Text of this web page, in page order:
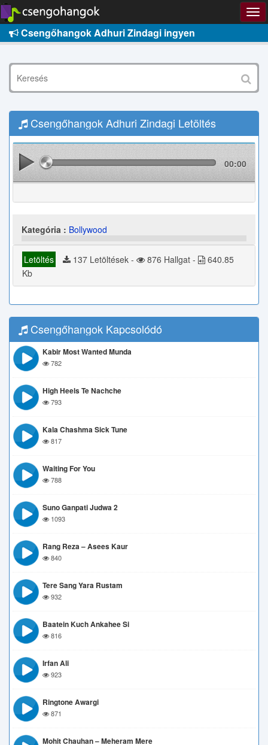
Csengőhangok Adhuri Zindagi ingyen
Csengőhangok Adhuri Zindagi Letöltés
00:00
Kategória : Bollywood
Letöltés 137 Letöltések - 876 Hallgat -
640.85
Kb
Csengőhangok Kapcsolódó
Kabir Most Wanted Munda
782
High Heels Te Nachche
793
Kala Chashma Sick Tune
817
Waiting For You
788
Suno Ganpati Judwa 2
1093
Rang Reza – Asees Kaur
840
Tere Sang Yara Rustam
932
Baatein Kuch Ankahee Si
816
Irfan Ali
923
Ringtone Awargi
871
Mohit Chauhan – Meheram Mere